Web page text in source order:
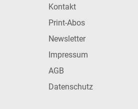
Kontakt
Print-Abos
Newsletter
Impressum
AGB
Datenschutz